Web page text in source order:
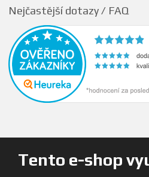
Tento e-shop
Nejčastější dotazy / FAQ